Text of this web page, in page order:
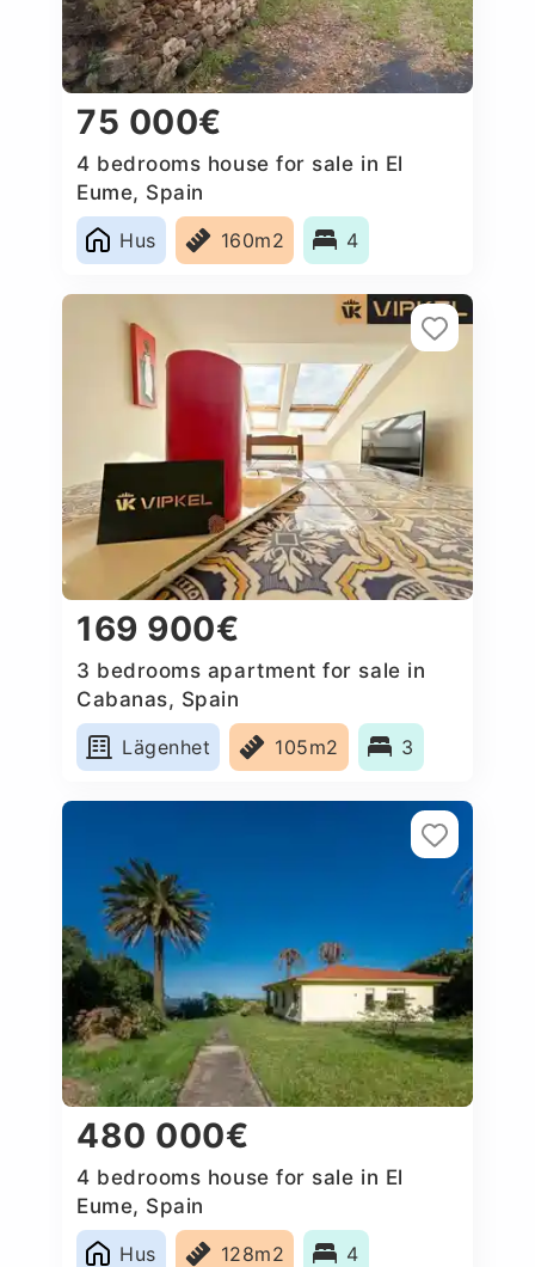
75 000€
4 bedrooms house for sale in El
Eume, Spain
Hus
160m2 4
169 900€
3 bedrooms apartment for sale in
Cabanas, Spain
Lägenhet
105m2 3
480 000€
4 bedrooms house for sale in El
Eume, Spain
Hus
128m2 4